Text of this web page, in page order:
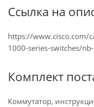
Ссылка на
https://www.cisco.com/
1000-series-switches/
Комплект
Коммутатор,